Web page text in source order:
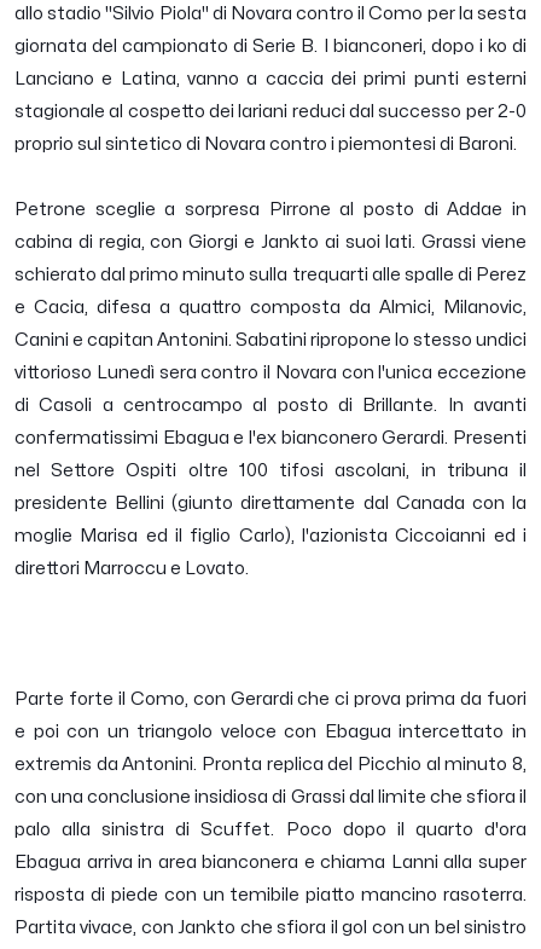
allo stadio "Silvio Piola" di Novara contro il Como per la sesta
giornata del campionato di Serie B. I bianconeri, dopo i ko di
Lanciano e Latina, vanno a caccia dei primi punti esterni
stagionale al cospetto dei lariani reduci dal successo per 2-0
proprio sul sintetico di Novara contro i piemontesi di Baroni.
Petrone sceglie a sorpresa Pirrone al posto di Addae in
cabina di regia, con Giorgi e Jankto ai suoi lati. Grassi viene
schierato dal primo minuto sulla trequarti alle spalle di Perez
e Cacia, difesa a quattro composta da Almici, Milanovic,
Canini e capitan Antonini. Sabatini ripropone lo stesso undici
vittorioso Lunedì sera contro il Novara con l'unica eccezione
di Casoli a centrocampo al posto di Brillante. In avanti
confermatissimi Ebagua e l'ex bianconero Gerardi. Presenti
nel Settore Ospiti oltre 100 tifosi ascolani, in tribuna il
presidente Bellini (giunto direttamente dal Canada con la
moglie Marisa ed il figlio Carlo), l'azionista Ciccoianni ed i
direttori Marroccu e Lovato.
Parte forte il Como, con Gerardi che ci prova prima da fuori
e poi con un triangolo veloce con Ebagua intercettato in
extremis da Antonini. Pronta replica del Picchio al minuto 8,
con una conclusione insidiosa di Grassi dal limite che sfiora il
palo alla sinistra di Scuffet. Poco dopo il quarto d'ora
Ebagua arriva in area bianconera e chiama Lanni alla super
risposta di piede con un temibile piatto mancino rasoterra.
Partita vivace, con Jankto che sfiora il gol con un bel sinistro